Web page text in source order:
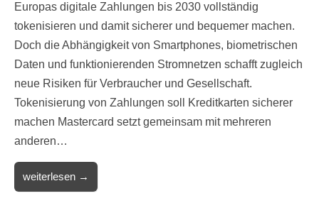
Europas digitale Zahlungen bis 2030 vollständig
tokenisieren und damit sicherer und bequemer machen.
Doch die Abhängigkeit von Smartphones, biometrischen
Daten und funktionierenden Stromnetzen schafft zugleich
neue Risiken für Verbraucher und Gesellschaft.
Tokenisierung von Zahlungen soll Kreditkarten sicherer
machen Mastercard setzt gemeinsam mit mehreren
anderen…
weiterlesen →